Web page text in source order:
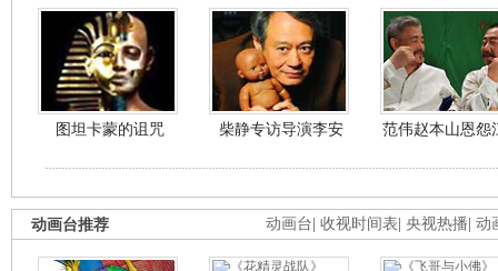
图坦卡蒙的诅咒 柴静专访导演李安 范伟赵本山恩怨
动画台 收视时间表 央视热播 动
动画台推荐